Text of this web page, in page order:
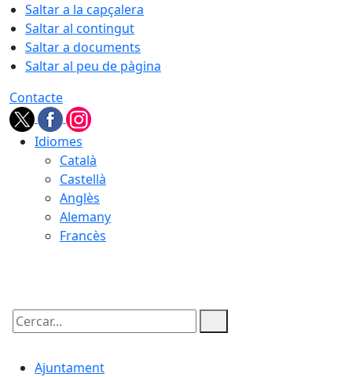
Saltar a la capçalera
Saltar al contingut
Saltar a documents
Saltar al peu de pàgina
Contacte
Idiomes
Català
Castellà
Anglès
Alemany
Francès
Cercar:
Ajuntament